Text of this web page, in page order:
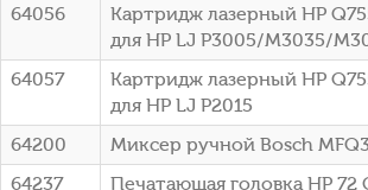
64056
Картридж лазерный HP
для HP LJ P3005/M3035/
64057
Картридж лазерный HP
для HP LJ P2015
64200
Миксер ручной Bosch
64237
Печатающая головка HP